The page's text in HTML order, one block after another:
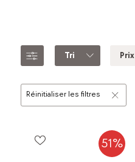
Tri Prix
Réinitialiser les filtres
51%